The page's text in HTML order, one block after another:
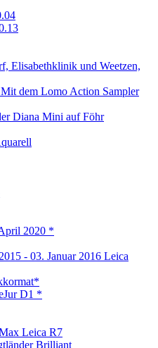
Elisabethklinik und Weetzen,
dem Lomo Action Sampler
Diana Mini auf Föhr
2020 *
- 03. Januar 2016 Leica
D1 *
Leica R7
Brilliant